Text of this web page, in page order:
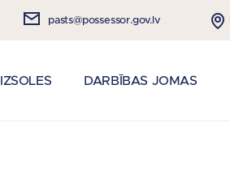
pasts@possessor.gov.lv
IZSOLES DARBĪBAS JOMAS